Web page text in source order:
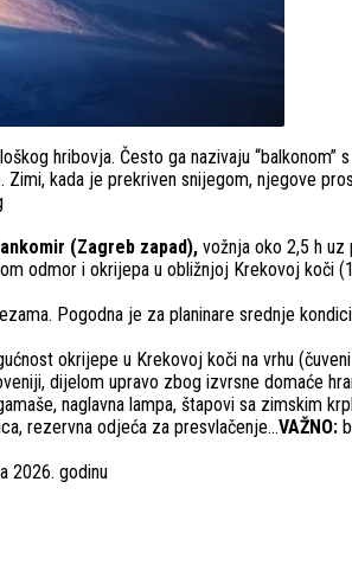
hribovja. Često ga nazivaju
kada je prekriven snijegom, njegove
(Zagreb zapad), vožnja oko 2,5 h
odmor i okrijepa u obližnjoj Krekovoj koči
Pogodna je za planinare srednje
okrijepe u Krekovoj koči na vrhu
dijelom upravo zbog izvrsne domaće
naglavna lampa, štapovi sa zimskim
rezervna odjeća za presvlačenje…VAŽNO:
2026. godinu